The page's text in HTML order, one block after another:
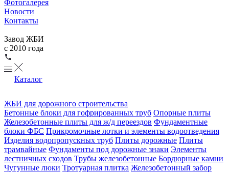
Фотогалерея
Новости
Контакты
Завод ЖБИ
с 2010 года
Каталог
ЖБИ для дорожного строительства
Бетонные блоки для гофрированных труб Опорные плиты
Железобетонные плиты для ж/д переездов Фундаментные
блоки ФБС Прикромочные лотки и элементы водоотведения
Изделия водопропускных труб Плиты дорожные Плиты
трамвайные Фундаменты под дорожные знаки Элементы
лестничных сходов Трубы железобетонные Бордюрные камни
Чугунные люки Тротуарная плитка Железобетонный забор